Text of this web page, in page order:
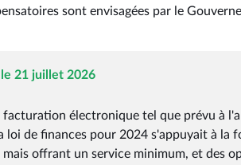
sont envisagées par le
le 21 juillet 2026
facturation électronique tel que prévu à
loi de finances pour 2024 s'appuyait à
mais offrant un service minimum, et des